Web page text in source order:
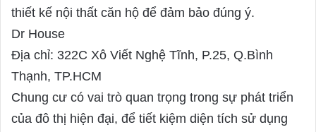
thiết kế nội thất căn hộ để đảm bảo đúng ý.
Dr House
Địa chỉ: 322C Xô Viết Nghệ Tĩnh, P.25, Q.Bình
Thạnh, TP.HCM
Chung cư có vai trò quan trọng trong sự phát triển
của đô thị hiện đại, để tiết kiệm diện tích sử dụng